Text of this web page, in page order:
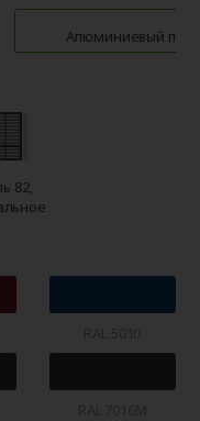
Алюминиевый
82,